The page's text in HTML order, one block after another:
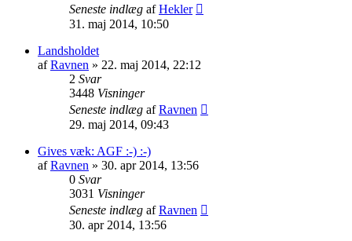
Seneste indlæg afHekler
31. maj 2014, 10:50
Landsholdet
afRavnen » 22. maj 2014, 22:12
2 Svar
3448 Visninger
Seneste indlæg afRavnen
29. maj 2014, 09:43
Gives væk: AGF :-) :-)
afRavnen » 30. apr 2014, 13:56
0 Svar
3031 Visninger
Seneste indlæg afRavnen
30. apr 2014, 13:56